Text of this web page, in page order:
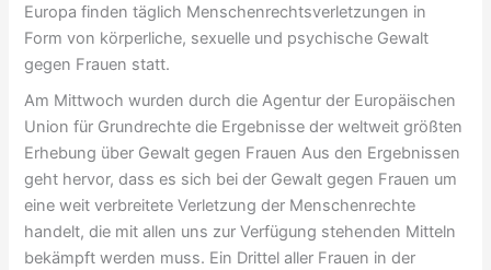
Europa finden täglich Menschenrechtsverletzungen in
Form von körperliche, sexuelle und psychische Gewalt
gegen Frauen statt.
Am Mittwoch wurden durch die Agentur der Europäischen
Union für Grundrechte die Ergebnisse der weltweit größten
Erhebung über Gewalt gegen Frauen Aus den Ergebnissen
geht hervor, dass es sich bei der Gewalt gegen Frauen um
eine weit verbreitete Verletzung der Menschenrechte
handelt, die mit allen uns zur Verfügung stehenden Mitteln
bekämpft werden muss. Ein Drittel aller Frauen in der